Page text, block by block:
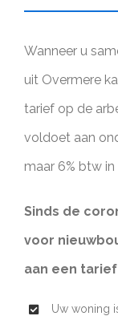
Wanneer u
uit Overmere
tarief op de
voldoet aan
maar 6% btw in
Sinds de
voor
aan een
Uw woning